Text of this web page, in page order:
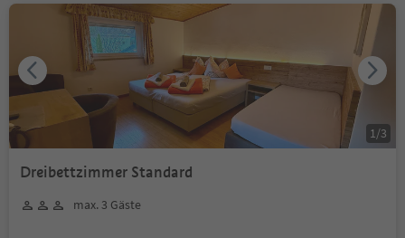
Dreibettzimmer Standard
max. 3 Gäste
1/3